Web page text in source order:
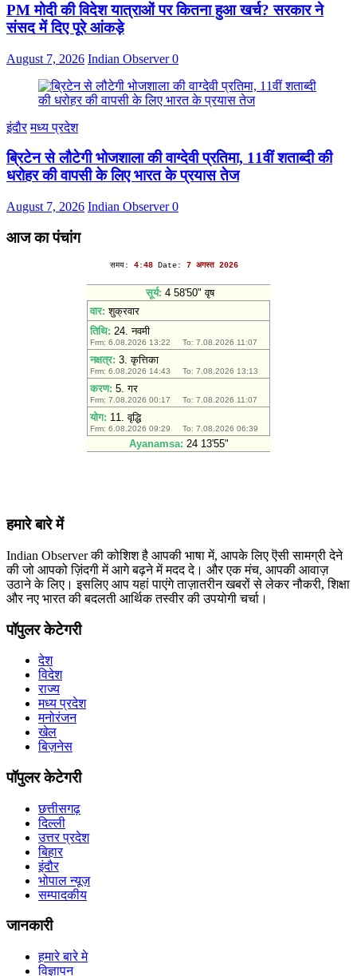
PM मोदी की विदेश यात्राओं पर कितना हुआ खर्च? सरकार ने
संसद में दिए पूरे आंकड़े
August 7, 2026 Indian Observer0
इंदौर मध्य प्रदेश
ब्रिटेन से लौटेगी भोजशाला की वाग्देवी प्रतिमा, 11वीं शताब्दी की
धरोहर की वापसी के लिए भारत के प्रयास तेज
August 7, 2026 Indian Observer0
आज का पंचांग
हमारे बारे में
Indian Observer की कोशिश है आपकी भाषा में, आपके लिए ऎसी सामग्री देने
की जो आपको ज़िंदगी में आगे बढ़ने में मदद दे। और एक मंच, आपकी आवाज़
उठाने के लिए। इसलिए आप यहां पाएंगे ताज़ातरीन खबरों से लेकर नौकरी, शिक्षा
और नए भारत की बदलती आर्थिक तस्वीर की उपयोगी चर्चा।
पॉपुलर केटेगरी
देश
विदेश
राज्य
मध्य प्रदेश
मनोरंजन
खेल
बिज़नेस
पॉपुलर केटेगरी
छत्तीसगढ़
दिल्ली
उत्तर प्रदेश
बिहार
इंदौर
भोपाल न्यूज़
सम्पादकीय
जानकारी
हमारे बारे मे
विज्ञापन